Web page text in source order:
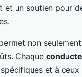
et un soutien pour
non
Chaque
et à ceux